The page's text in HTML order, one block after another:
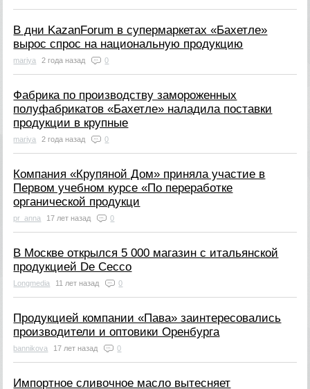
В дни KazanForum в супермаркетах «Бахетле»
вырос спрос на национальную продукцию
mariya 2 года назад 0
Фабрика по производству замороженных
полуфабрикатов «Бахетле» наладила поставки
продукции в крупные
mariya 2 года назад 0
Компания «Крупяной Дом» приняла участие в
Первом учебном курсе «По переработке
органической продукци
pr_anna 17 лет назад 0
В Москве открылся 5 000 магазин с итальянской
продукцией De Cecco
Longmedia 11 лет назад 0
Продукцией компании «Пава» заинтересовались
производители и оптовики Оренбурга
bannikova 17 лет назад 0
Импортное сливочное масло вытесняет